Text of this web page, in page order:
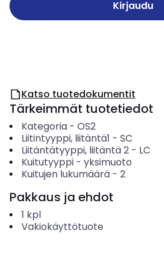
Kirjaudu
Katso tuotedokumentit
Tärkeimmät tuotetiedot
Kategoria- OS2
Liitintyyppi, liitäntä1 - SC
Liitäntätyyppi, liitäntä 2- LC
Kuitutyyppi- yksimuoto
Kuitujen lukumäärä- 2
Pakkaus ja ehdot
1 kpl
Vakiokäyttötuote